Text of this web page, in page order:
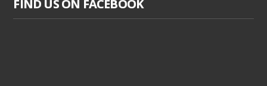
FIND US ON FACEBOOK